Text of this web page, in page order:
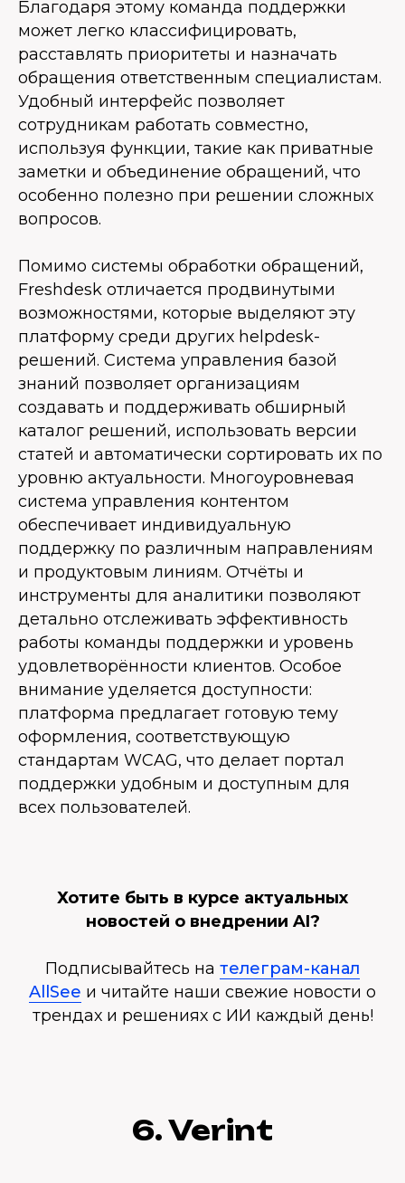
Благодаря этому команда поддержки
может легко классифицировать,
расставлять приоритеты и назначать
обращения ответственным специалистам.
Удобный интерфейс позволяет
сотрудникам работать совместно,
используя функции, такие как приватные
заметки и объединение обращений, что
особенно полезно при решении сложных
вопросов.
Помимо системы обработки обращений,
Freshdesk отличается продвинутыми
возможностями, которые выделяют эту
платформу среди других helpdesk-
решений. Система управления базой
знаний позволяет организациям
создавать и поддерживать обширный
каталог решений, использовать версии
статей и автоматически сортировать их по
уровню актуальности. Многоуровневая
система управления контентом
обеспечивает индивидуальную
поддержку по различным направлениям
и продуктовым линиям. Отчёты и
инструменты для аналитики позволяют
детально отслеживать эффективность
работы команды поддержки и уровень
удовлетворённости клиентов. Особое
внимание уделяется доступности:
платформа предлагает готовую тему
оформления, соответствующую
стандартам WCAG, что делает портал
поддержки удобным и доступным для
всех пользователей.
Хотите быть в курсе актуальных
новостей о внедрении AI?
Подписывайтесь на телеграм-канал
AllSee и читайте наши свежие новости о
трендах и решениях с ИИ каждый день!
6. Verint